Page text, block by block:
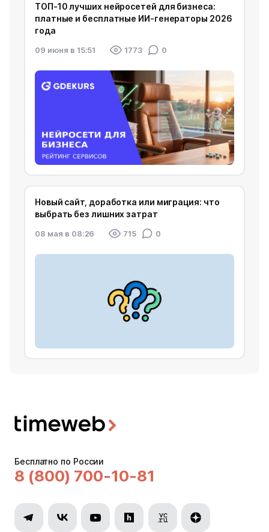
ТОП-10 лучших нейросетей для бизнеса:
платные и бесплатные ИИ-генераторы 2026
года
09 июня в 15:51 1773 0
Новый сайт, доработка или миграция: что
выбрать без лишних затрат
08 мая в 08:26 715 0
Бесплатно по России
8 (800) 700-10-81